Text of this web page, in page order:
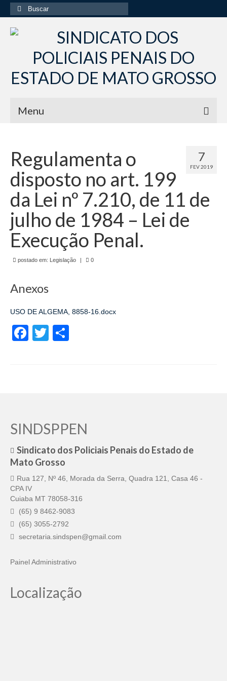
Buscar
por:
Menu
Institucional
Diretoria Sindsppen
Histórico do Sindsppen
Histórico do Sistema Penitenciário do Estado
de Mato Grosso
Formulário de Requerimento Padrão Sindsppen
Tabela Salarial do Sistema Penitenciário
Serviços prestados pelo Sindicato dos
Servidores Penitenciários de Mato Grosso
Nota de Falecimento
Notícias
Convênios
Fale Conosco
Permutas Disponíveis
7
FEV 2019
Regulamenta o
disposto no art. 199
da Lei nº 7.210, de 11 de
julho de 1984 – Lei de
Execução Penal.
postado em: Legislação | 0
Anexos
USO DE ALGEMA, 8858-16.docx
Facebook
Twitter
SINDSPPEN
Sindicato dos Policiais Penais do Estado de
Mato Grosso
Rua 127, Nº 46, Morada da Serra, Quadra 121, Casa 46 -
CPA IV
Cuiaba MT 78058-316
(65) 9 8462-9083
(65) 3055-2792
secretaria.sindspen@gmail.com
Painel Administrativo
Localização